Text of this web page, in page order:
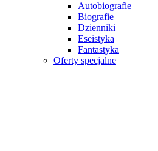
Autobiografie
Biografie
Dzienniki
Eseistyka
Fantastyka
Oferty specjalne